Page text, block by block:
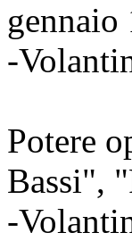
gennaio
-
Potere
Bassi",
-